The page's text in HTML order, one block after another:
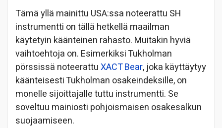
Tämä yllä mainittu USA:ssa noteerattu SH
instrumentti on tällä hetkellä maailman
käytetyin käänteinen rahasto. Muitakin hyviä
vaihtoehtoja on. Esimerkiksi Tukholman
pörssissä noteerattuXACT Bear, joka käyttäytyy
käänteisesti Tukholman osakeindeksille, on
monelle sijoittajalle tuttu instrumentti. Se
soveltuu mainiosti pohjoismaisen osakesalkun
suojaamiseen.